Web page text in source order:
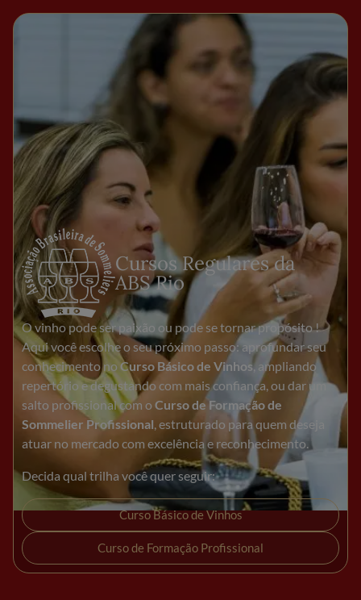
Cursos Regulares da
ABS Rio
O vinho pode ser paixão ou pode se tornar propósito !
Aqui você escolhe o seu próximo passo: aprofundar seu
conhecimento no Curso Básico de Vinhos, ampliando
repertório e degustando com mais confiança, ou dar um
salto profissional com oCurso de Formação de
Sommelier Profissional, estruturado para quem deseja
atuar no mercado com excelência e reconhecimento.
Decida qual trilha você quer seguir:
Curso Básico de Vinhos
Curso de Formação Profissional